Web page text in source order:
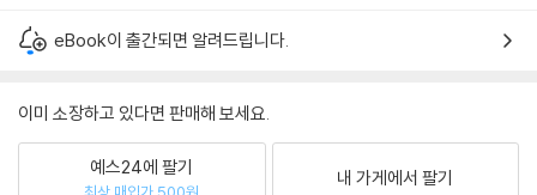
eBook이 출간되면 알려드립니다.
이미 소장하고 있다면 판매해 보세요.
예스24에 팔기
최상 매입가 500원
내 가게에서 팔기